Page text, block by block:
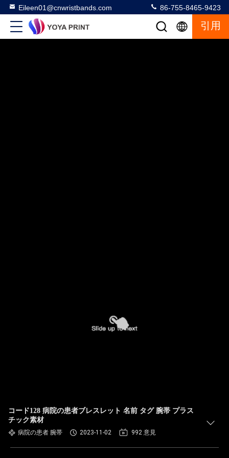
Eileen01@cnwristbands.com 86-755-8465-9423
引用
コード128 病院の患者ブレスレット 名前 タグ 腕帯 プラス
チック素材
病院の患者 腕帯 2023-11-02 992 意見